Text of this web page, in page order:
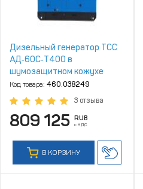
Дизельный генератор ТСС
АД‑60С‑Т400 в
шумозащитном кожухе
Код товара: 460.038249
3 отзыва
809 125 RUB
с НДС
В КОРЗИНУ